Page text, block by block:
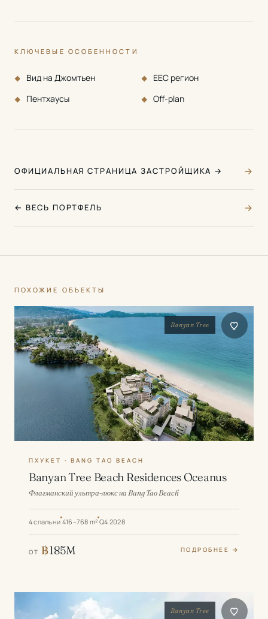
КЛЮЧЕВЫЕ ОСОБЕННОСТИ
Вид на Джомтьен
EEC регион
Пентхаусы
Off-plan
ОФИЦИАЛЬНАЯ СТРАНИЦА ЗАСТРОЙЩИКА → →
← ВЕСЬ ПОРТФЕЛЬ →
ПОХОЖИЕ ОБЪЕКТЫ
Banyan Tree
ПХУКЕТ · BANG TAO BEACH
Banyan Tree Beach Residences Oceanus
Флагманский ультра-люкс на Bang Tao Beach
4 спальни 416–768 m² Q4 2028
ОТ ฿185M ПОДРОБНЕЕ →
Banyan Tree